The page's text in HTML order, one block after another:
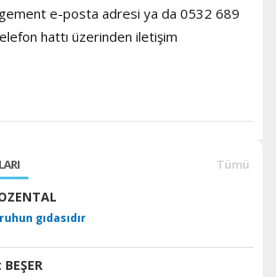
e-posta adresi ya da 0532 689
hattı üzerinden iletişim
Tümü
gıdasıdır